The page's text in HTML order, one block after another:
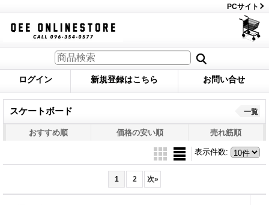
PCサイト
ログイン 新規登録はこちら お問い合せ
スケートボード 一覧
おすすめ順 価格の安い順 売れ筋順
表示件数:
1 2 次»